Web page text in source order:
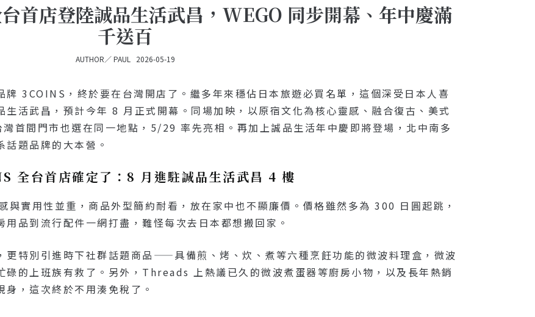
首店登陸誠品生活武昌，WEGO 同步開幕、年中慶滿
千送百
AUTHOR／ PAUL 2026-05-19
牌 3COINS，終於要在台灣開店了。繼多年來穩佔日本旅遊必買名單，這個深受日本人喜
活武昌，預計今年 8 月正式開幕。同場加映，以原宿文化為核心靈感、融合復古、美式
首間門市也選在同一地點，5/29 率先亮相。再加上誠品生活年中慶即將登場，北中南多
題品牌的大本營。
全台首店確定了：8 月進駐誠品生活武昌 4 樓
實用性並重，商品外型簡約耐看，放在家中也不顯廉價。價格雖然多為 300 日圓起跳，
品到流行配件一網打盡，難怪每次去日本都想搬回家。
更特別引進時下社群話題商品——具備煎、烤、炊、煮等六種烹飪功能的微波料理盒，微波
碌的上班族有救了。另外，Threads 上熱議已久的微波煮蛋器等廚房小物，以及長年熱銷
，這次終於不用湊免稅了。